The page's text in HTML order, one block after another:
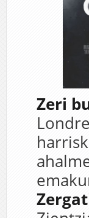
Zeri